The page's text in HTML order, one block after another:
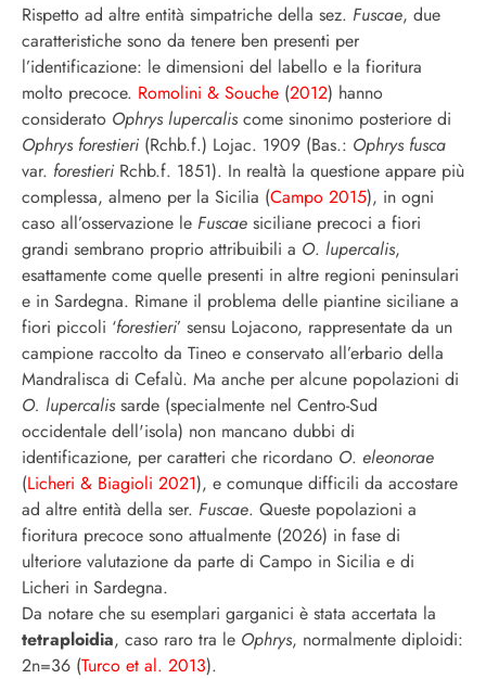
Rispetto ad altre entità simpatriche della sez. Fuscae, due
caratteristiche sono da tenere ben presenti per
l’identificazione: le dimensioni del labello e la fioritura
molto precoce. Romolini & Souche (2012) hanno
considerato Ophrys lupercalis come sinonimo posteriore di
Ophrys forestieri(Rchb.f.) Lojac. 1909 (Bas.: Ophrys fusca
var. forestieriRchb.f. 1851). In realtà la questione appare più
complessa, almeno per la Sicilia (Campo 2015), in ogni
caso all’osservazione le Fuscae siciliane precoci a fiori
grandi sembrano proprio attribuibili a O. lupercalis,
esattamente come quelle presenti in altre regioni peninsulari
e in Sardegna. Rimane il problema delle piantine siciliane a
fiori piccoli ‘forestieri’ sensu Lojacono, rappresentate da un
campione raccolto da Tineo e conservato all’erbario della
Mandralisca di Cefalù. Ma anche per alcune popolazioni di
O. lupercalis sarde (specialmente nel Centro-Sud
occidentale dell'isola) non mancano dubbi di
identificazione, per caratteri che ricordano O. eleonorae
(Licheri & Biagioli 2021), e comunque difficili da accostare
ad altre entità della ser. Fuscae. Queste popolazioni a
fioritura precoce sono attualmente (2026) in fase di
ulteriore valutazione da parte di Campo in Sicilia e di
Licheri in Sardegna.
Da notare che su esemplari garganici è stata accertata la
tetraploidia, caso raro tra le Ophrys, normalmente diploidi:
2n=36 (Turco et al. 2013).